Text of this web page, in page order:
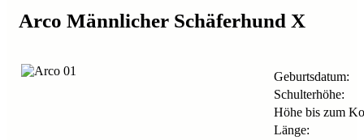
Arco Männlicher Schäferhund X
Geburtsdatum:
Schulterhöhe:
Höhe bis zum
Länge: